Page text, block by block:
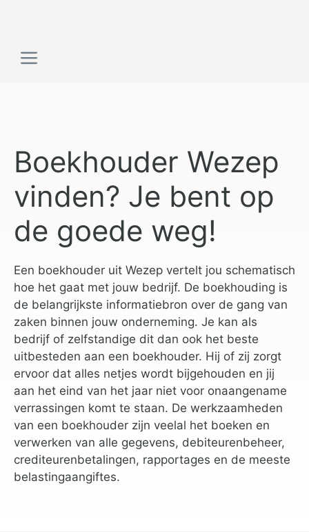
inhoudMenu
Boekhouder Wezep
vinden? Je bent op
de goede weg!
Een boekhouder uit Wezep vertelt jou schematisch
hoe het gaat met jouw bedrijf. De boekhouding is
de belangrijkste informatiebron over de gang van
zaken binnen jouw onderneming. Je kan als
bedrijf of zelfstandige dit dan ook het beste
uitbesteden aan een boekhouder. Hij of zij zorgt
ervoor dat alles netjes wordt bijgehouden en jij
aan het eind van het jaar niet voor onaangename
verrassingen komt te staan. De werkzaamheden
van een boekhouder zijn veelal het boeken en
verwerken van alle gegevens, debiteurenbeheer,
crediteurenbetalingen, rapportages en de meeste
belastingaangiftes.